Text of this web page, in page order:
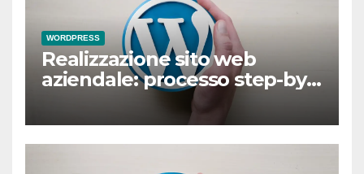
WORDPRESS
Realizzazione sito web
aziendale: processo step-by-
step per il successo online